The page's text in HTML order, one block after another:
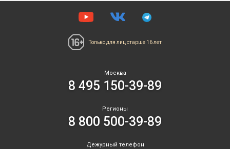
Только для лиц старше 16 лет
Москва
8 495 150-39-89
Регионы
8 800 500-39-89
Дежурный телефон